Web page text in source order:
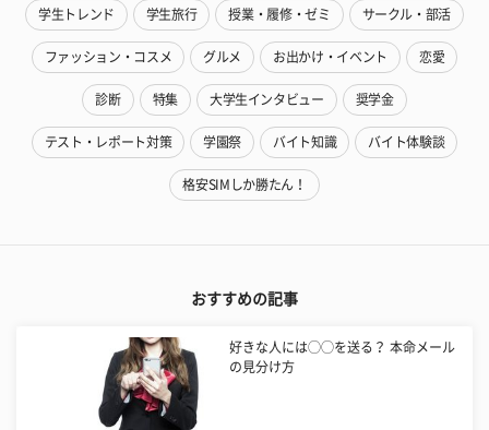
学生トレンド 学生旅行 授業・履修・ゼミ サークル・部活
ファッション・コスメ グルメ お出かけ・イベント 恋愛
診断 特集 大学生インタビュー 奨学金
テスト・レポート対策 学園祭 バイト知識 バイト体験談
格安SIMしか勝たん！
おすすめの記事
好きな人には◯◯を送る？ 本命メール
の見分け方